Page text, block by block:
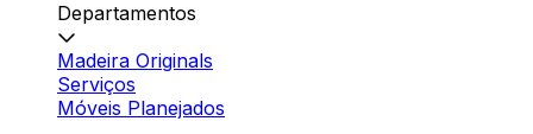
Departamentos
Madeira Originals
Serviços
Móveis Planejados